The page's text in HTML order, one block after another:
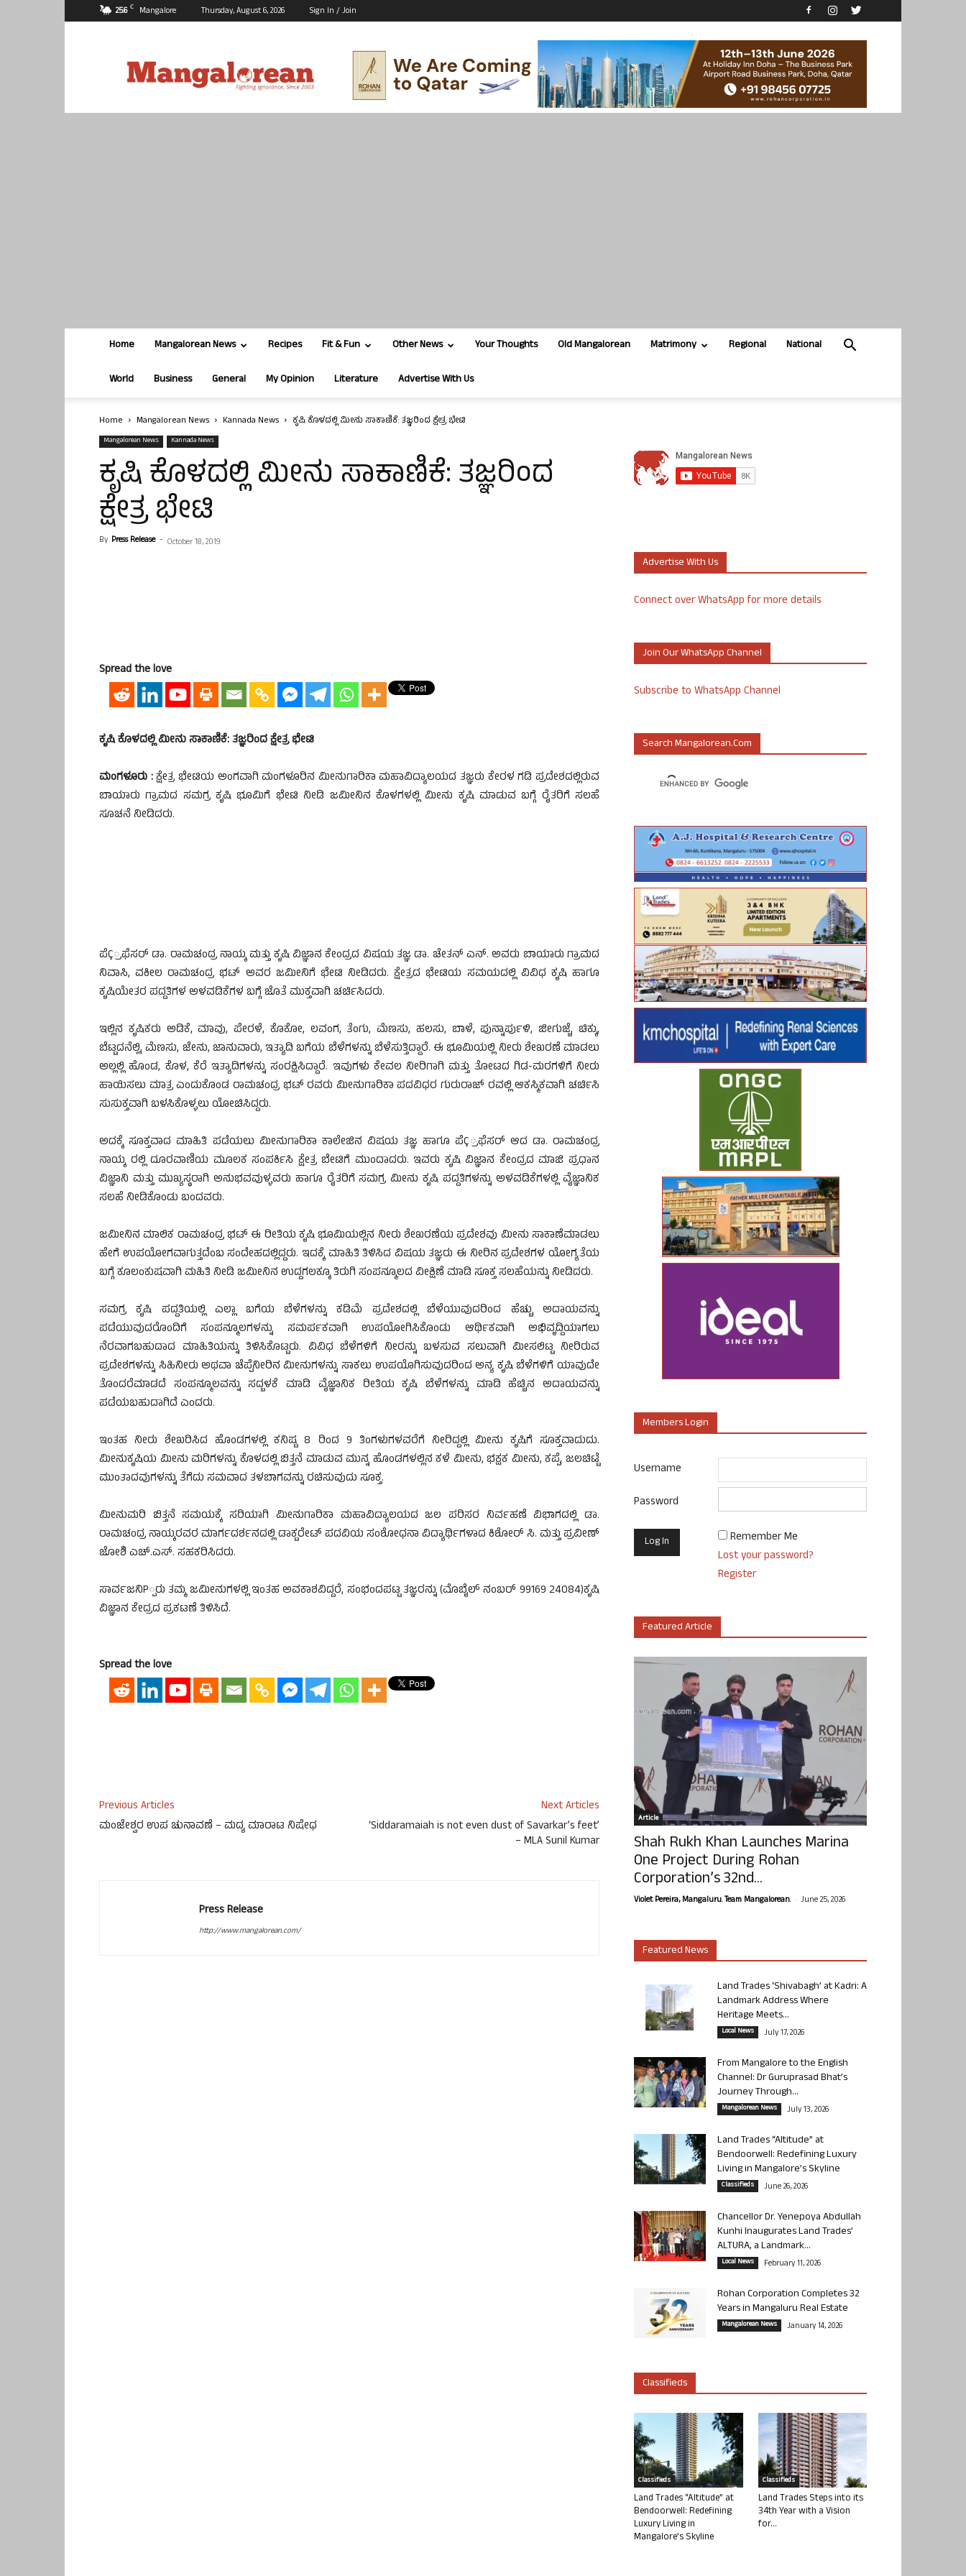
25.6 C Mangalore Thursday, August 6, 2026 Sign In / Join
Home Mangalorean News Recipes Fit & Fun Other News Your Thoughts Old Mangalorean Matrimony Regional National
World Business General My Opinion Literature Advertise With Us
Home Mangalorean News Kannada News ಕೃಷಿ ಕೊಳದಲ್ಲಿ ಮೀನು ಸಾಕಾಣಿಕೆ: ತಜ್ಞರಿಂದ ಕ್ಷೇತ್ರ ಭೇಟಿ
Mangalorean News Kannada News
ಕೃಷಿ ಕೊಳದಲ್ಲಿ ಮೀನು ಸಾಕಾಣಿಕೆ: ತಜ್ಞರಿಂದ
ಕ್ಷೇತ್ರ ಭೇಟಿ
By Press Release - October 18, 2019
Spread the love
ಕೃಷಿ ಕೊಳದಲ್ಲಿ ಮೀನು ಸಾಕಾಣಿಕೆ: ತಜ್ಞರಿಂದ ಕ್ಷೇತ್ರ ಭೇಟಿ
ಮಂಗಳೂರು :ಕ್ಷೇತ್ರ ಭೇಟಿಯ ಅಂಗವಾಗಿ ಮಂಗಳೂರಿನ ಮೀನುಗಾರಿಕಾ ಮಹಾವಿದ್ಯಾಲಯದ ತಜ್ಞರು ಕೇರಳ ಗಡಿ ಪ್ರದೇಶದಲ್ಲಿರುವ
ಬಾಯಾರು ಗ್ರಾಮದ ಸಮಗ್ರ ಕೃಷಿ ಭೂಮಿಗೆ ಭೇಟಿ ನೀಡಿ ಜಮೀನಿನ ಕೊಳಗಳಲ್ಲಿ ಮೀನು ಕೃಷಿ ಮಾಡುವ ಬಗ್ಗೆ ರೈತರಿಗೆ ಸಲಹೆ
ಸೂಚನೆ ನೀಡಿದರು.
ಪೆÇ್ರಫೆಸರ್ ಡಾ. ರಾಮಚಂದ್ರ ನಾಯ್ಕ ಮತ್ತು ಕೃಷಿ ವಿಜ್ಞಾನ ಕೇಂದ್ರದ ವಿಷಯ ತಜ್ಞ ಡಾ. ಚೇತನ್ ಎನ್. ಅವರು ಬಾಯಾರು ಗ್ರಾಮದ
ನಿವಾಸಿ, ವಕೀಲ ರಾಮಚಂದ್ರ ಭಟ್ ಅವರ ಜಮೀನಿಗೆ ಭೇಟಿ ನೀಡಿದರು. ಕ್ಷೇತ್ರದ ಭೇಟಿಯ ಸಮಯದಲ್ಲಿ ವಿವಿಧ ಕೃಷಿ ಹಾಗೂ
ಕೃಷಿಯೇತರ ಪದ್ದತಿಗಳ ಅಳವಡಿಕೆಗಳ ಬಗ್ಗೆ ಜೊತೆ ಮುಕ್ತವಾಗಿ ಚರ್ಚಿಸಿದರು.
ಇಲ್ಲಿನ ಕೃಷಿಕರು ಅಡಿಕೆ, ಮಾವು, ಪೇರಳೆ, ಕೊಕೋ, ಲವಂಗ, ತೆಂಗು, ಮೆಣಸು, ಹಲಸು, ಬಾಳೆ, ಪುನ್ನಾರ್ಪುಳಿ, ಜೀಗುಜ್ಜೆ, ಚಿಕ್ಕು,
ಬೆಟ್ಟದನೆಲ್ಲಿ, ಮೆಣಸು, ಜೇನು, ಜಾನುವಾರು, ಇತ್ಯಾದಿ ಬಗೆಯ ಬೆಳೆಗಳನ್ನು ಬೆಳೆಸುತ್ತಿದ್ದಾರೆ. ಈ ಭೂಮಿಯಲ್ಲಿ ನೀರು ಶೇಖರಣೆ ಮಾಡಲು
ಅಲ್ಲಲ್ಲಿ ಹೊಂಡ, ಕೊಳ, ಕೆರೆ ಇತ್ಯಾದಿಗಳನ್ನು ಸಂರಕ್ಷಿಸಿದ್ದಾರೆ. ಇವುಗಳು ಕೇವಲ ನೀರಿಗಾಗಿ ಮತ್ತು ತೋಟದ ಗಿಡ-ಮರಗಳಿಗೆ ನೀರು
ಹಾಯಿಸಲು ಮಾತ್ರ ಎಂದುಕೊಂಡ ರಾಮಚಂದ್ರ ಭಟ್ ರವರು ಮೀನುಗಾರಿಕಾ ಪದವಿಧರ ಗುರುರಾಜ್ ರವಲ್ಲಿ ಆಕಸ್ಮಿಕವಾಗಿ ಚರ್ಚಿಸಿ
ಸುಸುಕ್ತವಾಗಿ ಬಳಸಿಕೊಳ್ಳಲು ಯೋಚಿಸಿದ್ದರು.
ಅದಕ್ಕೆ ಸೂಕ್ತವಾದ ಮಾಹಿತಿ ಪಡೆಯಲು ಮೀನುಗಾರಿಕಾ ಕಾಲೇಜಿನ ವಿಷಯ ತಜ್ಞ ಹಾಗೂ ಪೆÇ್ರಫೆಸರ್ ಆದ ಡಾ. ರಾಮಚಂದ್ರ
ನಾಯ್ಕ ರಲ್ಲಿ ದೂರವಾಣಿಯ ಮೂಲಕ ಸಂಪರ್ಕಿಸಿ ಕ್ಷೇತ್ರ ಬೇಟಿಗೆ ಮುಂದಾದರು. ಇವರು ಕೃಷಿ ವಿಜ್ಞಾನ ಕೇಂದ್ರದ ಮಾಜಿ ಪ್ರಧಾನ
ವಿಜ್ಞಾನಿ ಮತ್ತು ಮುಖ್ಯಸ್ಥರಾಗಿ ಅನುಭವವುಳ್ಳವರು ಹಾಗೂ ರೈತರಿಗೆ ಸಮಗ್ರ ಮೀನು ಕೃಷಿ ಪದ್ದತಿಗಳನ್ನು ಅಳವಡಿಕೆಗಳಲ್ಲಿ ವೈಜ್ಞಾನಿಕ
ಸಲಹೆ ನೀಡಿಕೊಂಡು ಬಂದವರು.
ಜಮೀನಿನ ಮಾಲಿಕ ರಾಮಚಂದ್ರ ಭಟ್ ಈ ರೀತಿಯ ಕೃಷಿ ಭೂಮಿಯಲ್ಲಿನ ನೀರು ಶೇಖರಣೆಯ ಪ್ರದೇಶವು ಮೀನು ಸಾಕಾಣೆಮಾಡಲು
ಹೇಗೆ ಉಪಯೋಗವಾಗುತ್ತದೆಂಬ ಸಂದೇಹದಲ್ಲಿದ್ದರು. ಇದಕ್ಕೆ ಮಾಹಿತಿ ತಿಳಿಸಿದ ವಿಷಯ ತಜ್ಞರು ಈ ನೀರಿನ ಪ್ರದೇಶಗಳ ಯೋಗ್ಯತೆಯ
ಬಗ್ಗೆ ಕೂಲಂಕುಷವಾಗಿ ಮಹಿತಿ ನೀಡಿ ಜಮೀನಿನ ಉದ್ದಗಲಕ್ಕೂ ತಿರುಗಿ ಸಂಪನ್ಮೂಲದ ವೀಕ್ಷಿಣೆ ಮಾಡಿ ಸೂಕ್ತ ಸಲಹೆಯನ್ನು ನೀಡಿದರು.
ಸಮಗ್ರ ಕೃಷಿ ಪದ್ದತಿಯಲ್ಲಿ ಎಲ್ಲಾ ಬಗೆಯ ಬೆಳೆಗಳನ್ನು ಕಡಿಮೆ ಪ್ರದೇಶದಲ್ಲಿ ಬೆಳೆಯುವುದರಿಂದ ಹೆಚ್ಚು ಅದಾಯವನ್ನು
ಪಡೆಯುವುದರೊಂದಿಗೆ ಸಂಪನ್ಮೂಲಗಳನ್ನು ಸಮರ್ಪಕವಾಗಿ ಉಪಯೋಗಿಸಿಕೊಂಡು ಆರ್ಥಿಕವಾಗಿ ಅಭಿವೃದ್ದಿಯಾಗಲು
ನೆರವಾಗಬಹುದಾದ ಮಾಹಿತಿಯನ್ನು ತಿಳಿಸಿಕೊಟ್ಟರು. ವಿವಿಧ ಬೆಳೆಗಳಿಗೆ ನೀರನ್ನು ಬಳಸುವ ಸಲುವಾಗಿ ಮೀಸಲಿಟ್ಟ ನೀರಿರುವ
ಪ್ರದೇಶಗಳನ್ನು ಸಿಹಿನೀರು ಅಥವಾ ಚೆಪ್ಪೆನೀರಿನ ಮೀನುಗಳನ್ನು ಸಾಕಲು ಉಪಯೊಗಿಸುವುದರಿಂದ ಅನ್ಯ ಕೃಷಿ ಬೆಳೆಗಳಿಗೆ ಯಾವುದೇ
ತೊಂದರೆಮಾಡದೆ ಸಂಪನ್ಮೂಲವನ್ನು ಸದ್ಬಳಕೆ ಮಾಡಿ ವೈಜ್ಞಾನಿಕ ರೀತಿಯ ಕೃಷಿ ಬೆಳೆಗಳನ್ನು ಮಾಡಿ ಹೆಚ್ಚಿನ ಅದಾಯವನ್ನು
ಪಡೆಯಬಹುದಾಗಿದೆ ಎಂದರು.
ಇಂತಹ ನೀರು ಶೇಖರಿಸಿದ ಹೊಂಡಗಳಲ್ಲಿ ಕನಿಷ್ಟ 8 ರಿಂದ 9 ತಿಂಗಳುಗಳವರೆಗೆ ನೀರಿದ್ದಲ್ಲಿ ಮೀನು ಕೃಷಿಗೆ ಸೂಕ್ತವಾದುದು.
ಮೀನುಕೃಷಿಯ ಮೀನು ಮರಿಗಳನ್ನು ಕೊಳದಲ್ಲಿ ಬಿತ್ತನೆ ಮಾಡುವ ಮುನ್ನ ಹೊಂಡಗಳಲ್ಲಿನ ಕಳೆ ಮೀನು, ಭಕ್ಷಕ ಮೀನು, ಕಪ್ಪೆ, ಜಲಚಿಟ್ಟೆ
ಮುಂತಾದವುಗಳನ್ನು ತೆಗೆದು ಸಮವಾದ ತಳಬಾಗವನ್ನು ರಚಿಸುವುದು ಸೂಕ್ತ.
ಮೀನುಮರಿ ಬಿತ್ತನೆ ಸಮಯಕ್ಕೆ ಸರಿಯಾಗಿ ಮೀನುಗಾರಿಕಾ ಮಹಾವಿದ್ಯಾಲಯದ ಜಲ ಪರಿಸರ ನಿರ್ವಹಣೆ ವಿಭಾಗದಲ್ಲಿ ಡಾ.
ರಾಮಚಂದ್ರ ನಾಯ್ಕರವರ ಮಾರ್ಗದರ್ಶನದಲ್ಲಿ ಡಾಕ್ಟರೇಟ್ ಪದವಿಯ ಸಂಶೋಧನಾ ವಿದ್ಯಾರ್ಥಿಗಳಾದ ಕಿಶೋರ್ ಸಿ. ಮತ್ತು ಪ್ರವೀಣ್
ಜೋಶಿ ಎಚ್.ಎಸ್. ಸಹಕರಿಸಿದರು.
ಸಾರ್ವಜನಿP್ಪರು ತಮ್ಮ ಜಮೀನುಗಳಲ್ಲಿ ಇಂತಹ ಅವಕಾಶವಿದ್ದರೆ, ಸಂಭಂದಪಟ್ಟ ತಜ್ಞರನ್ನು (ಮೊಬೈಲ್ ನಂಬರ್ 99169 24084)ಕೃಷಿ
ವಿಜ್ಞಾನ ಕೇದ್ರದ ಪ್ರಕಟಣೆ ತಿಳಿಸಿದೆ.
Spread the love
Previous Articles
ಮಂಜೇಶ್ವರ ಉಪ ಚುನಾವಣೆ – ಮದ್ಯ ಮಾರಾಟ ನಿಷೇಧ
Next Articles
‘Siddaramaiah is not even dust of Savarkar’s feet’
– MLA Sunil Kumar
Press Release
http://www.mangalorean.com/
Advertise With Us
Connect over WhatsApp for more details
Join Our WhatsApp Channel
Subscribe to WhatsApp Channel
Search Mangalorean.com
Members Login
Username
Password
Remember Me
Lost your password?
Register
Featured Article
Article
Shah Rukh Khan Launches Marina
One Project During Rohan
Corporation’s 32nd...
Violet Pereira, Mangaluru. Team Mangalorean. - June 25, 2026
Featured News
Land Trades ‘Shivabagh’ at Kadri: A
Landmark Address Where
Heritage Meets...
Local News July 17, 2026
From Mangalore to the English
Channel: Dr Guruprasad Bhat’s
Journey Through...
Mangalorean News July 13, 2026
Land Trades “Altitude” at
Bendoorwell: Redefining Luxury
Living in Mangalore’s Skyline
Classifieds June 26, 2026
Chancellor Dr. Yenepoya Abdullah
Kunhi Inaugurates Land Trades’
ALTURA, a Landmark...
Local News February 11, 2026
Rohan Corporation Completes 32
Years in Mangaluru Real Estate
Mangalorean News January 14, 2026
Classifieds
Classifieds
Land Trades “Altitude” at
Bendoorwell: Redefining
Luxury Living in
Mangalore’s Skyline
Classifieds
Land Trades Steps into its
34th Year with a Vision
for...